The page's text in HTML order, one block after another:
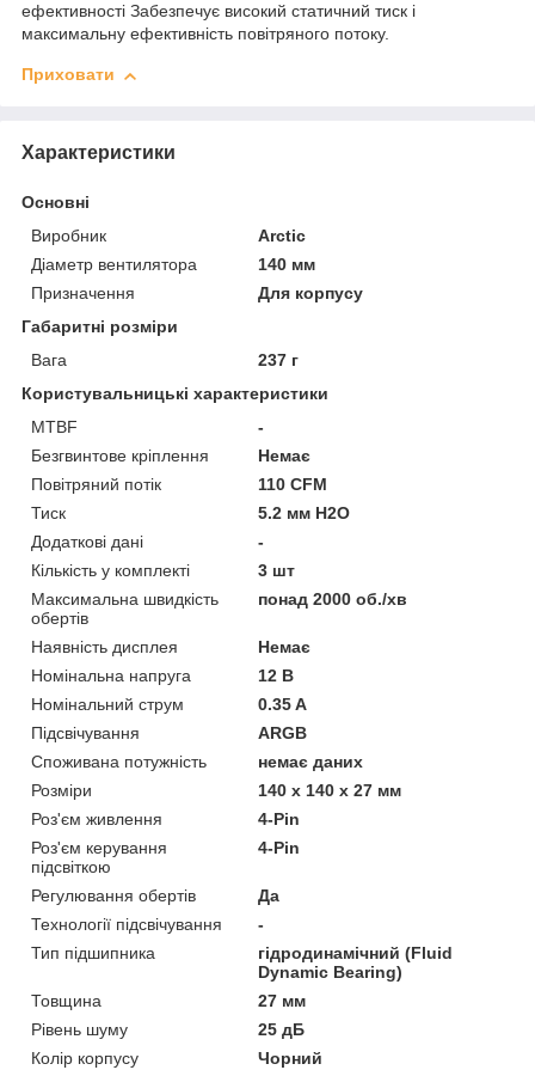
ефективності Забезпечує високий статичний тиск і
максимальну ефективність повітряного потоку.
Приховати
Характеристики
Основні
Виробник
Arctic
Діаметр вентилятора
140 мм
Призначення
Для корпусу
Габаритні розміри
Вага
237 г
Користувальницькі характеристики
MTBF
-
Безгвинтове кріплення
Немає
Повітряний потік
110 CFM
Тиск
5.2 мм H2O
Додаткові дані
-
Кількість у комплекті
3 шт
Максимальна швидкість
обертів
понад 2000 об./хв
Наявність дисплея
Немає
Номінальна напруга
12 В
Номінальний струм
0.35 A
Підсвічування
ARGB
Споживана потужність
немає даних
Розміри
140 х 140 х 27 мм
Роз'єм живлення
4-Pin
Роз'єм керування
підсвіткою
4-Pin
Регулювання обертів
Да
Технології підсвічування
-
Тип підшипника
гідродинамічний (Fluid
Dynamic Bearing)
Товщина
27 мм
Рівень шуму
25 дБ
Колір корпусу
Чорний